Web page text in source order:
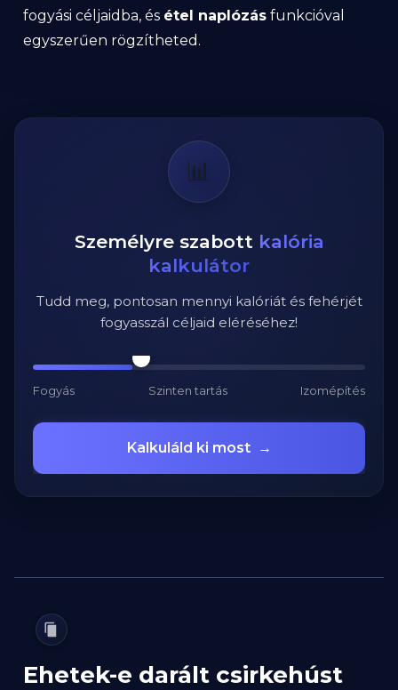
fogyási céljaidba, és étel naplózás funkcióval
egyszerűen rögzítheted.
📊
Személyre szabott kalória
kalkulátor
Tudd meg, pontosan mennyi kalóriát és fehérjét
fogyasszál céljaid eléréséhez!
Fogyás Szinten tartás Izomépítés
Kalkuláld ki most →
Ehetek-e darált csirkehúst